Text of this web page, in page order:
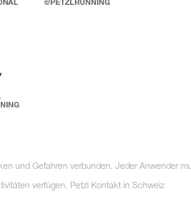
und Gefahren verbunden. Jeder Anwender
verfügen. Petzl Kontakt in Schweiz